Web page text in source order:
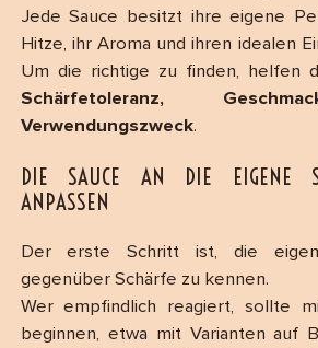
Jede Sauce besitzt ihre eigene
Hitze, ihr Aroma und ihren idealen
Um die richtige zu finden, helfen
Schärfetoleranz,
Verwendungszweck.
DIE SAUCE AN DIE EIGENE
ANPASSEN
Der erste Schritt ist, die
gegenüber Schärfe zu kennen.
Wer empfindlich reagiert, sollte
beginnen, etwa mit Varianten auf